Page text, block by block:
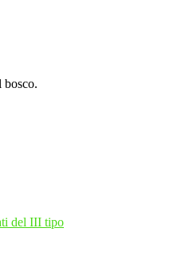
bosco.
del III tipo